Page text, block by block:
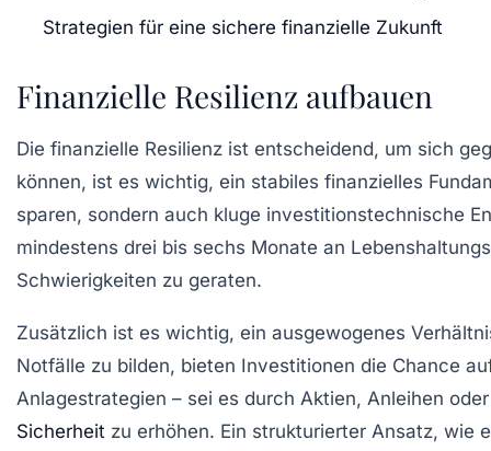
Strategien für eine sichere finanzielle Zukunft
Finanzielle Resilienz aufbauen
Die finanzielle Resilienz ist entscheidend, um sich
können, ist es wichtig, ein stabiles finanzielles
sparen, sondern auch kluge investitionstechnische
mindestens drei bis sechs Monate an
Schwierigkeiten zu geraten.
Zusätzlich ist es wichtig, ein ausgewogenes
Notfälle zu bilden, bieten Investitionen die Chance
Anlagestrategien – sei es durch Aktien, Anleihen
Sicherheit zu erhöhen. Ein strukturierter Ansatz, wie